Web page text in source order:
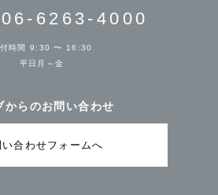
06-6263-4000
時間 9:30 〜 16:30
平日月～金
からのお問い合わせ
い合わせフォームへ